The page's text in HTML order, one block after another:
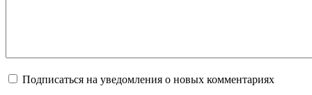
Подписаться на уведомления о новых комментариях